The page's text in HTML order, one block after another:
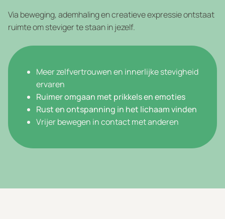
Via beweging, ademhaling en creatieve expressie ontstaat
ruimte om steviger te staan in jezelf.
Meer zelfvertrouwen en innerlijke stevigheid
ervaren
Ruimer omgaan met prikkels en emoties
Rust en ontspanning in het lichaam vinden
Vrijer bewegen in contact met anderen